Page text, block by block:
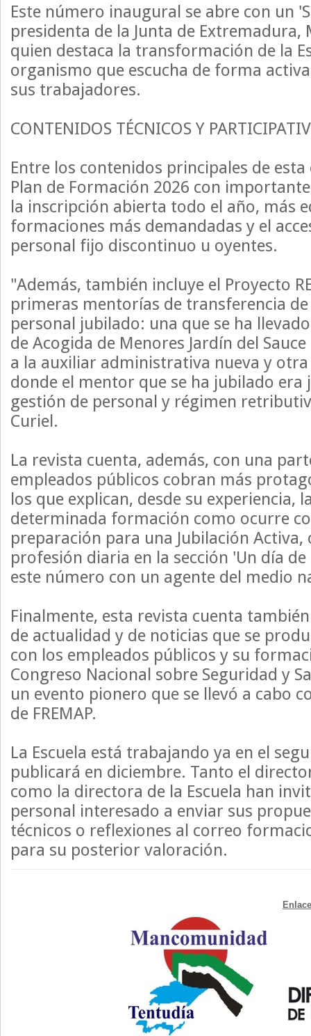
Este número inaugural se abre con un
presidenta de la Junta de Extremadura,
quien destaca la transformación de la
organismo que escucha de forma
sus trabajadores.
CONTENIDOS TÉCNICOS Y
Entre los contenidos principales de
Plan de Formación 2026 con
la inscripción abierta todo el año, más
formaciones más demandadas y el
personal fijo discontinuo u oyentes.
"Además, también incluye el Proyecto
primeras mentorías de transferencia
personal jubilado: una que se ha
de Acogida de Menores Jardín del
a la auxiliar administrativa nueva y otra
donde el mentor que se ha jubilado era
gestión de personal y régimen
Curiel.
La revista cuenta, además, con una
empleados públicos cobran más
los que explican, desde su experiencia,
determinada formación como ocurre
preparación para una Jubilación Activa,
profesión diaria en la sección 'Un día
este número con un agente del medio
Finalmente, esta revista cuenta
de actualidad y de noticias que se
con los empleados públicos y su
Congreso Nacional sobre Seguridad y
un evento pionero que se llevó a cabo
de FREMAP.
La Escuela está trabajando ya en el
publicará en diciembre. Tanto el
como la directora de la Escuela han
personal interesado a enviar sus
técnicos o reflexiones al correo
para su posterior valoración.